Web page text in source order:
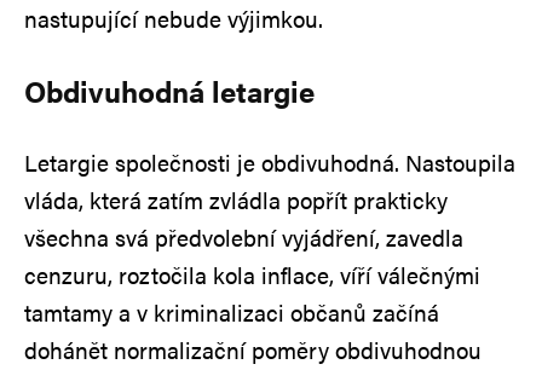
nastupující nebude výjimkou.
Obdivuhodná letargie
Letargie společnosti je obdivuhodná. Nastoupila
vláda, která zatím zvládla popřít prakticky
všechna svá předvolební vyjádření, zavedla
cenzuru, roztočila kola inflace, víří válečnými
tamtamy a v kriminalizaci občanů začíná
dohánět normalizační poměry obdivuhodnou